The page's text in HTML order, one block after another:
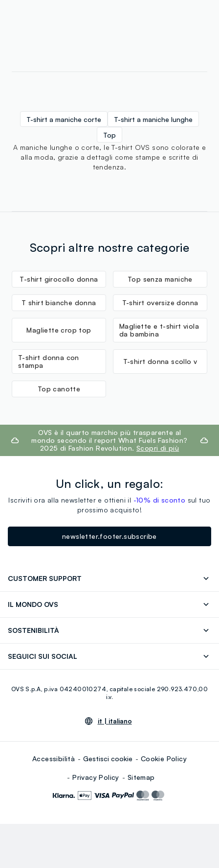
T-shirt a maniche corte
T-shirt a maniche lunghe
Top
A maniche lunghe o corte, le T-shirt OVS sono colorate e
alla moda, grazie a dettagli come stampe e scritte di
tendenza.
Scopri altre nostre categorie
T-shirt girocollo donna Top senza maniche
T shirt bianche donna T-shirt oversize donna
Magliette crop top
Magliette e t-shirt viola
da bambina
T-shirt donna con
stampa
T-shirt donna scollo v
Top canotte
footer.ariatitleOVS è il quarto marchio più trasparente al
mondo secondo il report What Fuels Fashion?
2025 di Fashion Revolution. Scopri di più
Un click, un regalo:
Iscriviti ora alla newsletter e ottieni il -10% di sconto sul tuo
prossimo acquisto!
newsletter.footer.subscribe
CUSTOMER SUPPORT
IL MONDO OVS
Giftcard
SOSTENIBILITÀ
SEGUICI SUI SOCIAL
Youtube Linkedin
OVS S.p.A, p.iva 04240010274, capitale sociale 290.923.470,00
i.v.
it | italiano
Accessibilità Gestisci cookie Cookie Policy
Privacy Policy Sitemap